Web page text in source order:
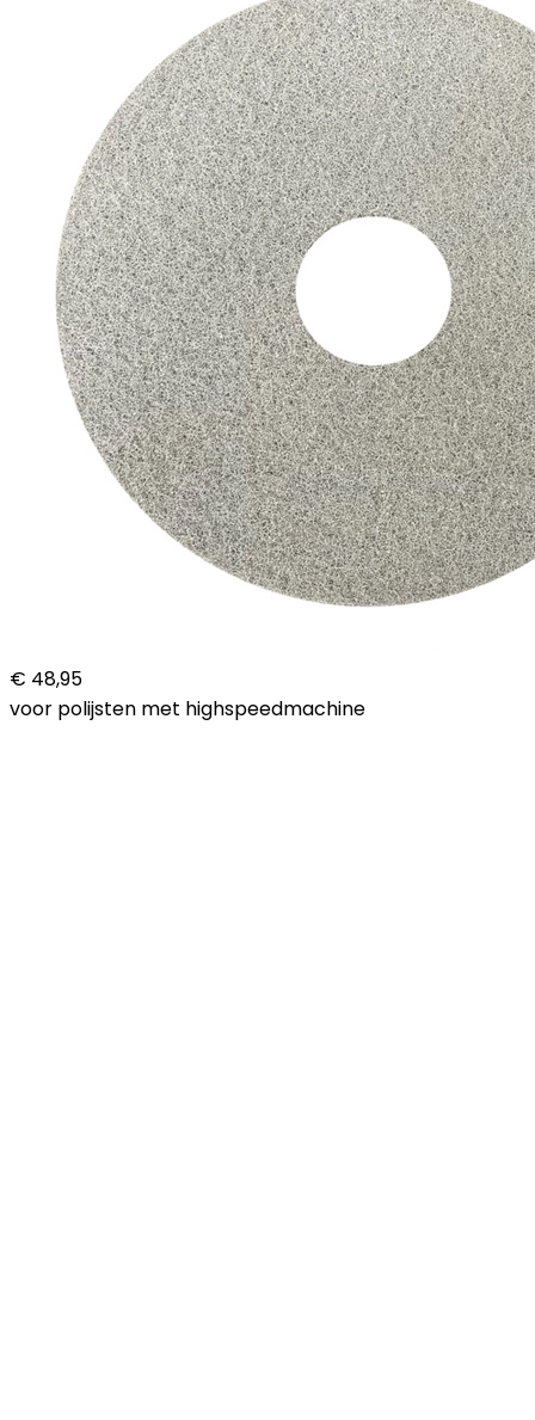
€ 48,95
voor polijsten met highspeedmachine